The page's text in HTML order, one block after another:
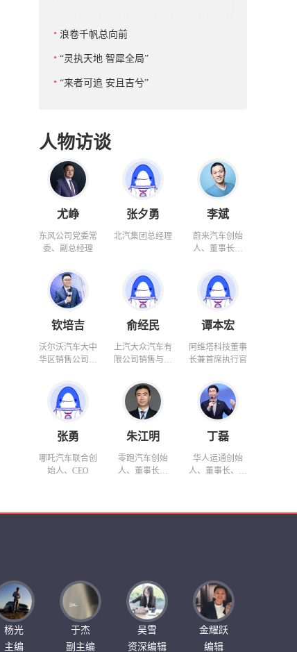
浪卷千帆总向前
“灵执天地 智犀全局”
“来者可追 安且吉兮”
人物访谈
尤峥
东风公司党委常
委、副总经理
张夕勇
北汽集团总经理
李斌
蔚来汽车创始
人、董事长兼
钦培吉
沃尔沃汽车大中
华区销售公司总
俞经民
上汽大众汽车有
限公司销售与市
谭本宏
阿维塔科技董事
长兼首席执行官
张勇
哪吒汽车联合创
始人、CEO
朱江明
零跑汽车创始
人、董事长兼
丁磊
华人运通创始
人、董事长、兼
杨光
主编
于杰
副主编
吴雪
资深编辑
金耀跃
编辑